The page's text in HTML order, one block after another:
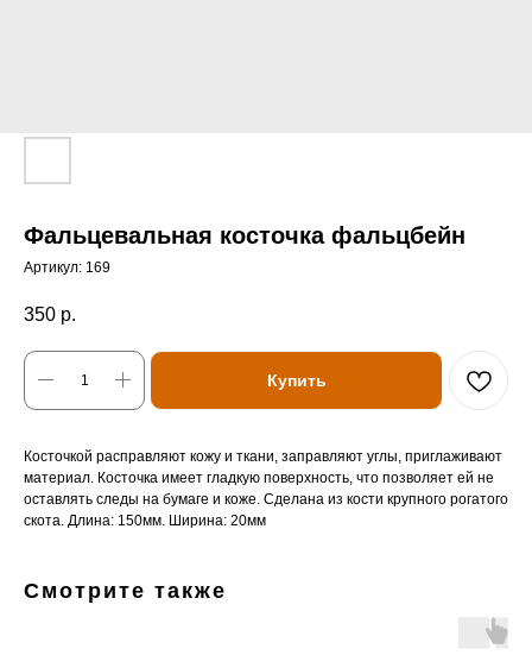
Фальцевальная косточка фальцбейн
Артикул: 169
350 р.
Купить
Косточкой расправляют кожу и ткани, заправляют углы, приглаживают
материал. Косточка имеет гладкую поверхность, что позволяет ей не
оставлять следы на бумаге и коже. Сделана из кости крупного рогатого
скота. Длина: 150мм. Ширина: 20мм
Смотрите также